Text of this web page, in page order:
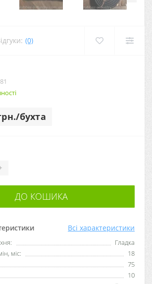
(0)
бухта
Всі характеристики
Гладка
міс:
18
75
10
ДО КОШИКА